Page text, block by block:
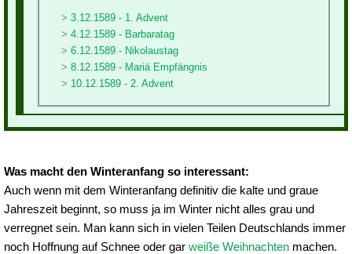
3.12.1589 - 1. Advent
4.12.1589 - Barbaratag
6.12.1589 - Nikolaustag
8.12.1589 - Mariä Empfängnis
10.12.1589 - 2. Advent
Was macht den Winteranfang so interessant:
Auch wenn mit dem Winteranfang definitiv die kalte und graue
Jahreszeit beginnt, so muss ja im Winter nicht alles grau und
verregnet sein. Man kann sich in vielen Teilen Deutschlands immer
noch Hoffnung auf Schnee oder gar weiße Weihnachten machen.